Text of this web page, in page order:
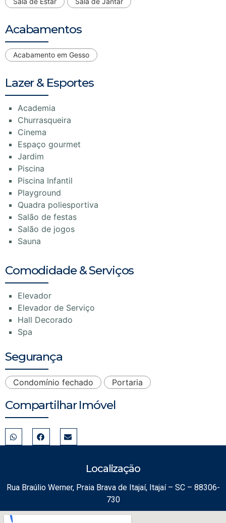
Acabamentos
Acabamento em Gesso
Lazer & Esportes
Academia
Churrasqueira
Cinema
Espaço gourmet
Jardim
Piscina
Piscina Infantil
Playground
Quadra poliesportiva
Salão de festas
Salão de jogos
Sauna
Comodidade & Serviços
Elevador
Elevador de Serviço
Hall Decorado
Spa
Segurança
Condomínio fechado Portaria
Compartilhar Imóvel
Localização
Rua Braúlio Werner, Praia Brava de Itajaí, Itajaí – SC – 88306-
730